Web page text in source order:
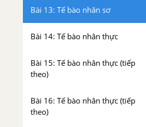
Bài 13: Tế bào nhân sơ
Bài 14: Tế bào nhân thực
Bài 15: Tế bào nhân thực (tiếp
theo)
Bài 16: Tế bào nhân thực (tiếp
theo)